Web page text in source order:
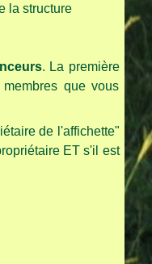
la structure
. La première
que vous
de l'affichette"
ET s'il est